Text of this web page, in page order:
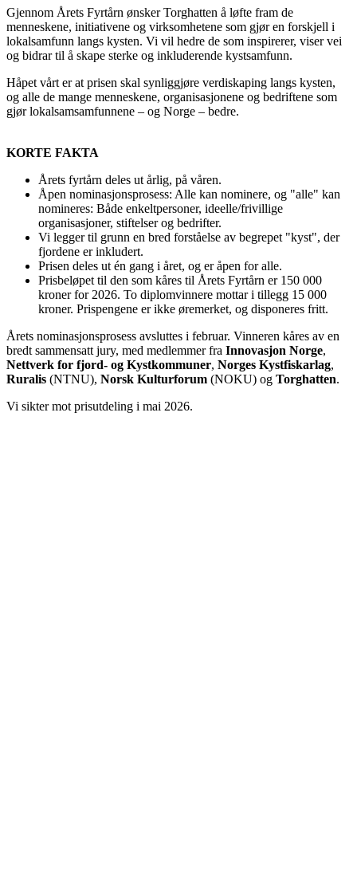
Gjennom Årets Fyrtårn ønsker Torghatten å løfte fram de
menneskene, initiativene og virksomhetene som gjør en forskjell i
lokalsamfunn langs kysten. Vi vil hedre de som inspirerer, viser vei
og bidrar til å skape sterke og inkluderende kystsamfunn.
Håpet vårt er at prisen skal synliggjøre verdiskaping langs kysten,
og alle de mange menneskene, organisasjonene og bedriftene som
gjør lokalsamsamfunnene – og Norge – bedre.
KORTE FAKTA
Årets fyrtårn deles ut årlig, på våren.
Åpen nominasjonsprosess: Alle kan nominere, og "alle" kan
nomineres: Både enkeltpersoner, ideelle/frivillige
organisasjoner, stiftelser og bedrifter.
Vi legger til grunn en bred forståelse av begrepet "kyst", der
fjordene er inkludert.
Prisen deles ut én gang i året, og er åpen for alle.
Prisbeløpet til den som kåres til Årets Fyrtårn er 150 000
kroner for 2026. To diplomvinnere mottar i tillegg 15 000
kroner. Prispengene er ikke øremerket, og disponeres fritt.
Årets nominasjonsprosess avsluttes i februar. Vinneren kåres av en
bredt sammensatt jury, med medlemmer fra Innovasjon Norge,
Nettverk for fjord- og Kystkommuner, Norges Kystfiskarlag,
Ruralis (NTNU), Norsk Kulturforum (NOKU) og Torghatten.
Vi sikter mot prisutdeling i mai 2026.